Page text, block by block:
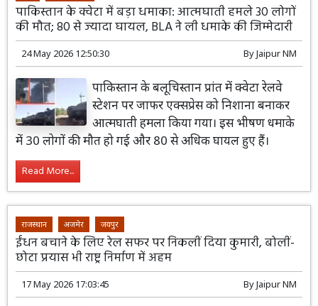
पाकिस्तान के क्वेटा में बड़ा धमाका: आत्मघाती हमले 30 लोगों
की मौत; 80 से ज्यादा घायल, BLA ने ली धमाके की जिम्मेदारी
24 May 2026 12:50:30 ByJaipur NM
पाकिस्तान के बलूचिस्तान प्रांत में क्वेटा रेलवे
स्टेशन पर जाफर एक्सप्रेस को निशाना बनाकर
आत्मघाती हमला किया गया। इस भीषण धमाके
में 30 लोगों की मौत हो गई और 80 से अधिक घायल हुए हैं।
Read More...
राजस्थान अजमेर जयपुर
ईंधन बचाने के लिए रेल सफर पर निकलीं दिया कुमारी, बोलीं-
छोटा प्रयास भी राष्ट्र निर्माण में अहम
17 May 2026 17:03:45 ByJaipur NM